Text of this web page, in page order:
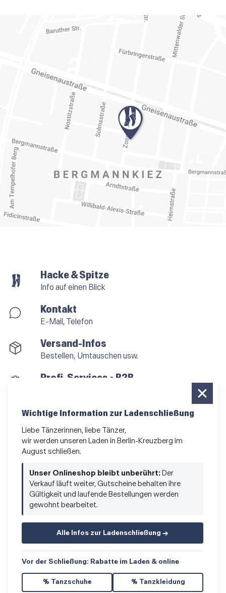
Hacke & Spitze
Info auf einen Blick
Kontakt
E-Mail, Telefon
Versand-Infos
Bestellen, Umtauschen usw.
Profi-Services • B2B
Newsletter bestellen
Das Kleingedruckte
Vertrag widerrufen
© 2026 Hacke & Spitze GmbH
Wichtige Information zur Ladenschließung
Liebe Tänzerinnen, liebe Tänzer,
wir werden unseren Laden in Berlin-Kreuzberg im
August schließen.
Unser Onlineshop bleibt unberührt: Der
Verkauf läuft weiter, Gutscheine behalten ihre
Gültigkeit und laufende Bestellungen werden
gewohnt bearbeitet.
Alle Infos zur Ladenschließung →
Vor der Schließung: Rabatte im Laden & online
% Tanzschuhe % Tanzkleidung